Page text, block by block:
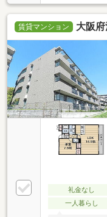
賃貸マンション 大阪
礼金なし
一人暮らし